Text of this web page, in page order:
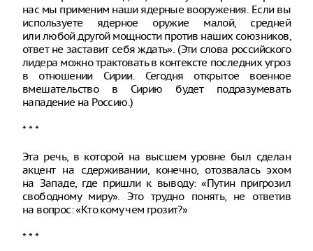
нас мы применим наши ядерные вооружения. Если вы
используете ядерное оружие малой, средней
или любой другой мощности против наших союзников,
ответ не заставит себя ждать». (Эти слова российского
лидера можно трактовать в контексте последних угроз
в отношении Сирии. Сегодня открытое военное
вмешательство в Сирию будет подразумевать
нападение на Россию.)
* * *
Эта речь, в которой на высшем уровне был сделан
акцент на сдерживании, конечно, отозвалась эхом
на Западе, где пришли к выводу: «Путин пригрозил
свободному миру». Это трудно понять, не ответив
на вопрос: «Кто кому чем грозит?»
* * *